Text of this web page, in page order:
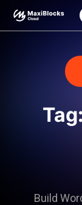
Build